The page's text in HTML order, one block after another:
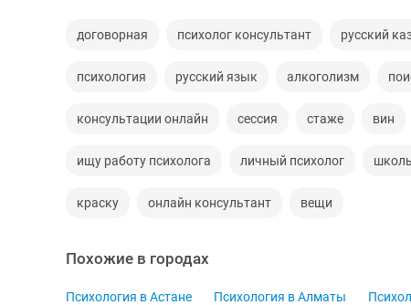
договорная психолог консультант русский
психология русский язык алкоголизм
консультации онлайн сессия стаже вин
ищу работу психолога личный психолог
краску онлайн консультант вещи
Похожие в городах
Психология в Астане Психология в Алматы